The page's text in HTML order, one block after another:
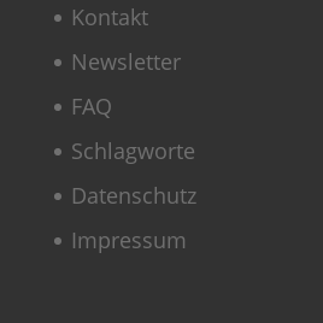
Kontakt
Newsletter
FAQ
Schlagworte
Datenschutz
Impressum